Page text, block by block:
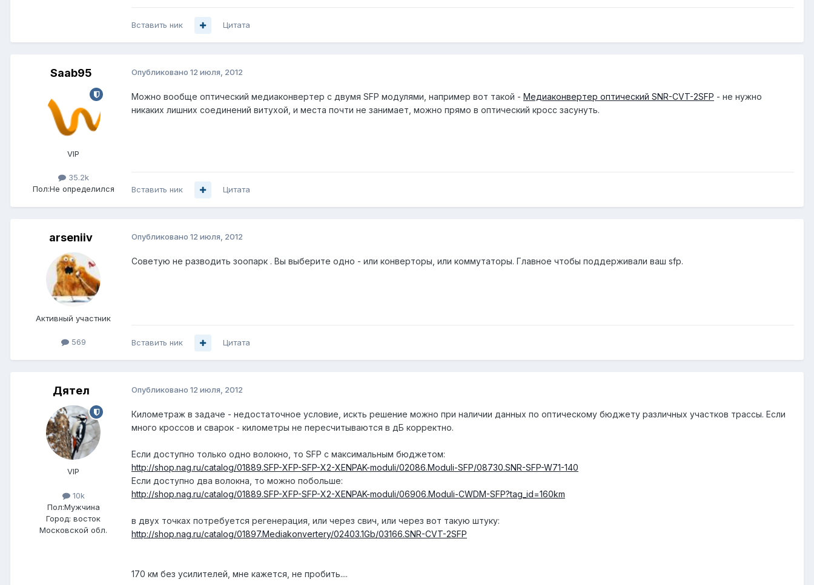
Вставить ник Цитата
Saab95
VIP
35.2k
Пол:Не определился
Опубликовано 12 июля, 2012
Можно вообще оптический медиаконвертер с двумя SFP модулями, например вот такой - Медиаконвертер оптический SNR-CVT-2SFP - не нужно
никаких лишних соединений витухой, и места почти не занимает, можно прямо в оптический кросс засунуть.
Вставить ник Цитата
arseniiv
Активный участник
569
Опубликовано 12 июля, 2012
Советую не разводить зоопарк . Вы выберите одно - или конверторы, или коммутаторы. Главное чтобы поддерживали ваш sfp.
Вставить ник Цитата
Дятел
VIP
10k
Пол:Мужчина
Город: восток
Московской обл.
Опубликовано 12 июля, 2012
Километраж в задаче - недостаточное условие, искть решение можно при наличии данных по оптическому бюджету различных участков трассы. Если
много кроссов и сварок - километры не пересчитываются в дБ корректно.
Если доступно только одно волокно, то SFP с максимальным бюджетом:
http://shop.nag.ru/catalog/01889.SFP-XFP-SFP-X2-XENPAK-moduli/02086.Moduli-SFP/08730.SNR-SFP-W71-140
Если доступно два волокна, то можно побольше:
http://shop.nag.ru/catalog/01889.SFP-XFP-SFP-X2-XENPAK-moduli/06906.Moduli-CWDM-SFP?tag_id=160km
в двух точках потребуется регенерация, или через свич, или через вот такую штуку:
http://shop.nag.ru/catalog/01897.Mediakonvertery/02403.1Gb/03166.SNR-CVT-2SFP
170 км без усилителей, мне кажется, не пробить....